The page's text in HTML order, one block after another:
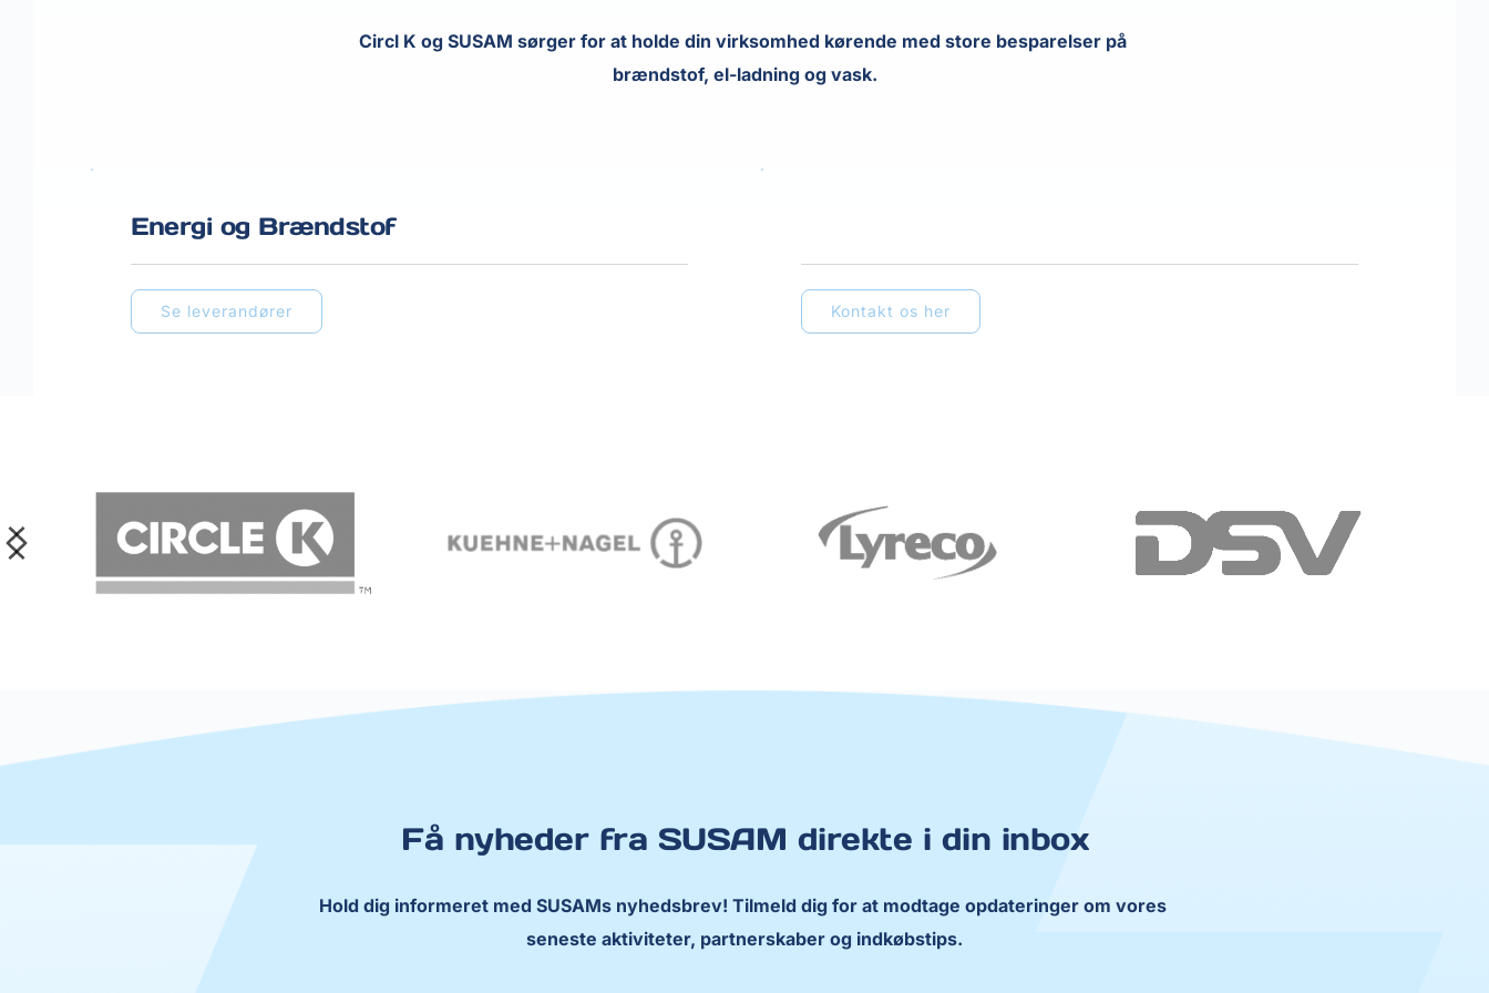
Circl K og SUSAM sørger for at holde din virksomhed kørende med store besparelser på
brændstof, el-ladning og vask.
Energi og Brændstof
Se leverandører Kontakt os her
Få nyheder fra SUSAM direkte i din inbox
Hold dig informeret med SUSAMs nyhedsbrev! Tilmeld dig for at modtage opdateringer om vores
seneste aktiviteter, partnerskaber og indkøbstips.